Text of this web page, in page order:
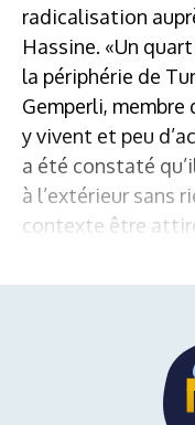
radicalisation
Hassine. «Un
la périphérie de
Gemperli, membre
y vivent et peu
a été constaté
à l’extérieur sans
contexte être